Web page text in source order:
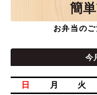
簡単
お弁当の
今
日 月 火